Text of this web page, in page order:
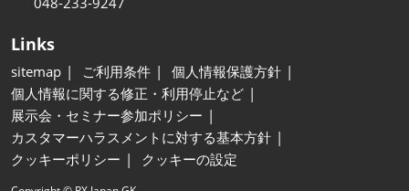
Links
sitemap ご利用条件
個人情報保護方針
個人情報に関する修正・利用停止など
展示会・セミナー参加ポリシー
カスタマーハラスメントに対する基本方針
クッキーポリシー
クッキーの設定